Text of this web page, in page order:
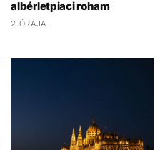
albérletpiaci roham
2 ÓRÁJA